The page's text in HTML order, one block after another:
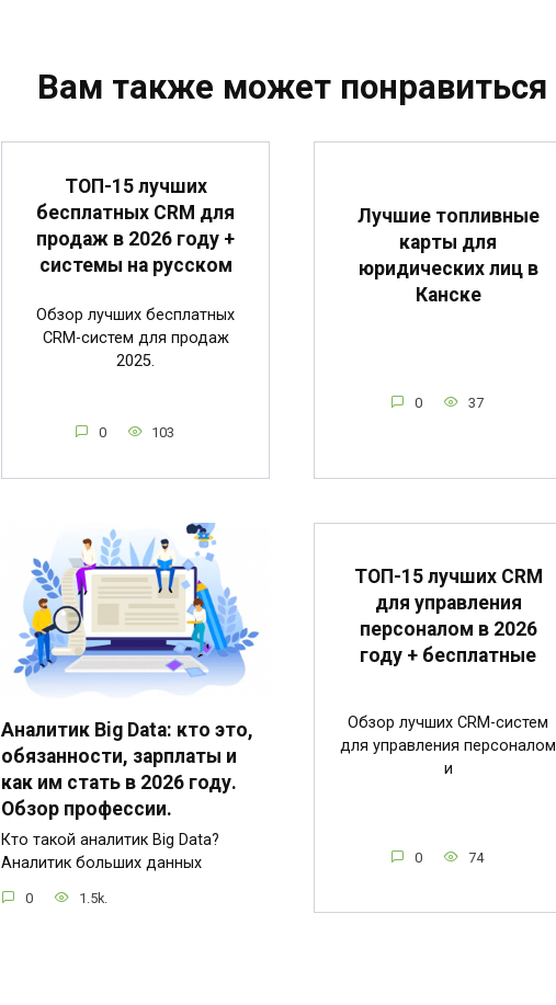
Вам также может понравиться
ТОП-15 лучших
бесплатных CRM для
продаж в 2026 году +
системы на русском
Обзор лучших бесплатных
CRM-систем для продаж
2025.
0 103
Лучшие топливные
карты для
юридических лиц в
Канске
0 37
Аналитик Big Data: кто это,
обязанности, зарплаты и
как им стать в 2026 году.
Обзор профессии.
Кто такой аналитик Big Data?
Аналитик больших данных
0 1.5k.
ТОП-15 лучших CRM
для управления
персоналом в 2026
году + бесплатные
Обзор лучших CRM-систем
для управления персоналом
и
0 74